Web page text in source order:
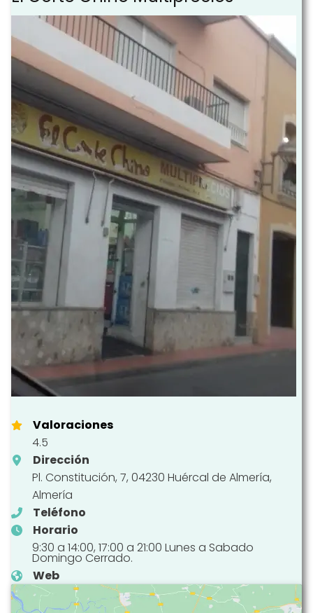
Valoraciones
4.5
Dirección
Pl. Constitución, 7, 04230 Huércal de Almería,
Almería
Teléfono
Horario
9:30 a 14:00, 17:00 a 21:00 Lunes a Sabado
Domingo Cerrado.
Web